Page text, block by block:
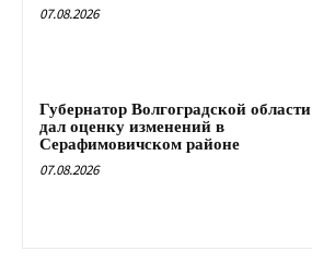
07.08.2026
Губернатор Волгоградской области
дал оценку изменений в
Серафимовичском районе
07.08.2026